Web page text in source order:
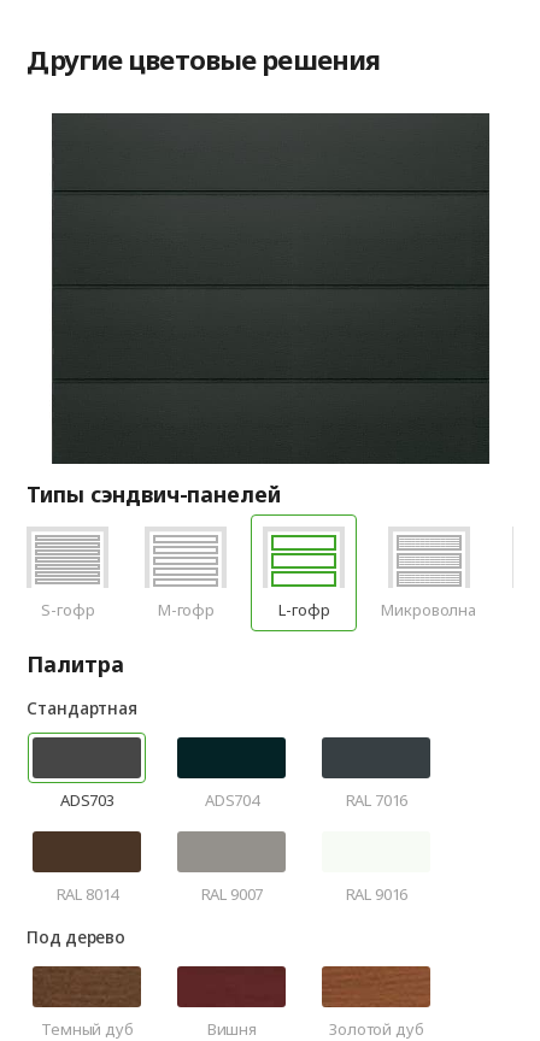
Другие цветовые решения
Типы сэндвич-панелей
S-гофр M-гофр L-гофр Микроволна
Палитра
Стандартная
ADS703 ADS704 RAL 7016
RAL 8014 RAL 9007 RAL 9016
Под дерево
Темный дуб Вишня Золотой дуб